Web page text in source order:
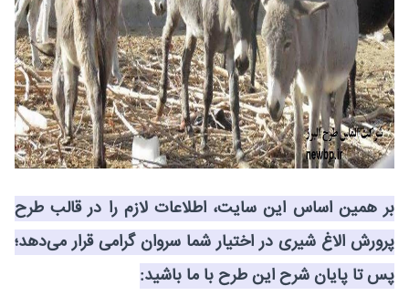
بر همین اساس این سایت، اطلاعات لازم را در قالب طرح
پرورش الاغ شیری در اختیار شما سروان گرامی قرار می‌دهد؛
پس تا پایان شرح این طرح با ما باشید: